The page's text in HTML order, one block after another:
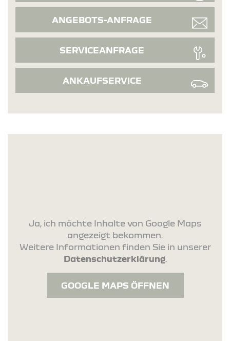
ANGEBOTS-ANFRAGE
SERVICEANFRAGE
ANKAUFSERVICE
Ja, ich möchte Inhalte von Google Maps
angezeigt bekommen.
Weitere Informationen finden Sie in unserer
Datenschutzerklärung.
GOOGLE MAPS ÖFFNEN